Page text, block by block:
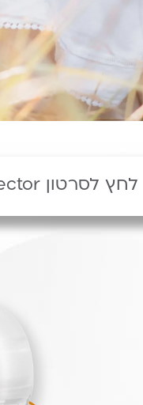
לחץ לסרטון milk collector בפעולה